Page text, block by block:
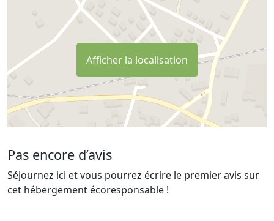
Afficher la localisation
Pas encore d’avis
Séjournez ici et vous pourrez écrire le premier avis sur
cet hébergement écoresponsable !